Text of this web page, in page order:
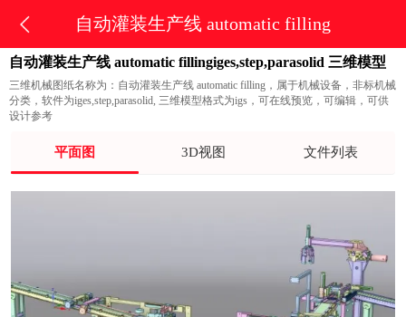
自动灌装生产线 automatic filling
自动灌装生产线 automatic fillingiges,step,parasolid 三维模型
三维机械图纸名称为：自动灌装生产线 automatic filling，属于机械设备，非标机械
分类，软件为iges,step,parasolid, 三维模型格式为igs，可在线预览，可编辑，可供
设计参考
平面图 3D视图 文件列表